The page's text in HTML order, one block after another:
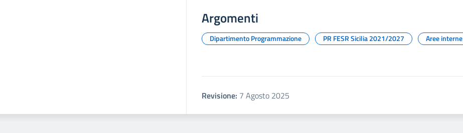
Argomenti
Dipartimento Programmazione PR FESR Sicilia 2021/2027 Aree interne
Revisione: 7 Agosto 2025